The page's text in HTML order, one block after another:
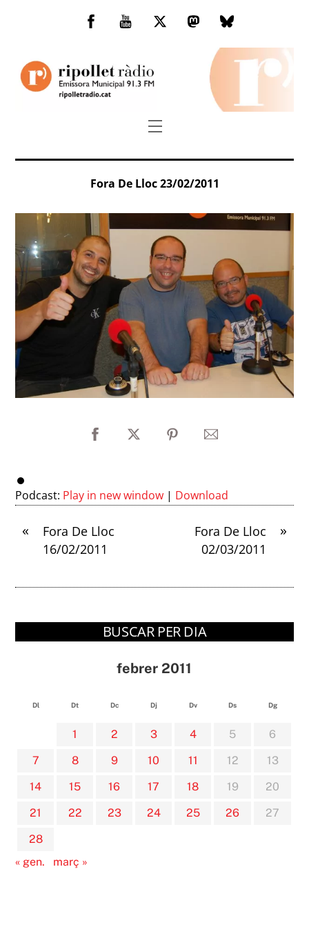
Facebook
You
TwitterMastodonBluesky
Menu
Fora De Lloc 23/02/2011
Podcast: Play in new window | Download
«
Fora De Lloc
16/02/2011
»
Fora De Lloc
02/03/2011
BUSCAR PER DIA
febrer 2011
Dl Dt Dc Dj Dv Ds Dg
1 2 3 4 5
6
7
8 9 10 11 12
13
14
15 16 17 18 19
20
21
22 23 24 25 26
27
28
« gen.
març »